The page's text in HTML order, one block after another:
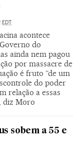
EDT
acontece
do
ainda nem pagou
por massacre de
é fruto “de um
do poder
relação a essas
diz Moro
sobem a 55 e